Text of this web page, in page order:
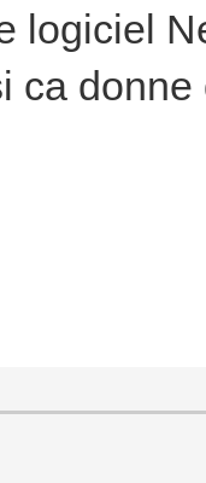
logiciel
ca donne